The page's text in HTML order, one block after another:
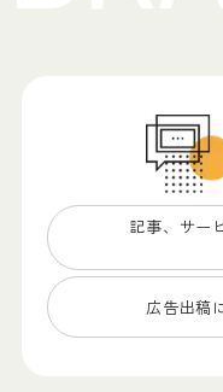
記事、サー
広告出稿